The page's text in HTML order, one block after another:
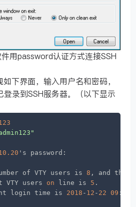
用password认证方式连接SSH
下界面，输入用户名和密码，
录到SSH服务器。（以下显示
's password:
of VTY users is 8 , and the
VTY users on line is 5 .
login time is 2018 - 12 - 22 09 :